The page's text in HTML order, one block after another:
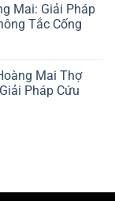
Mai: Giải Pháp
Tắc Cống
Mai Thợ
Pháp Cứu